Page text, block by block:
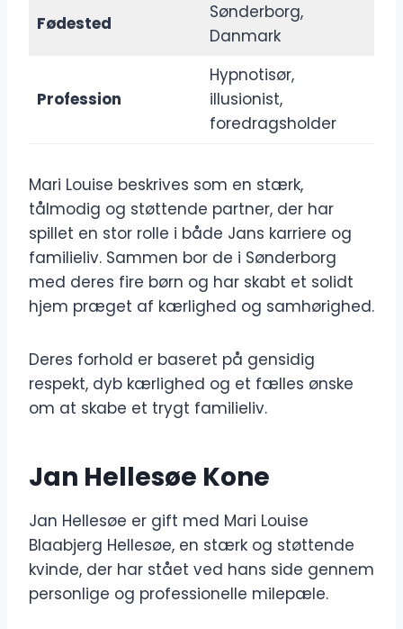
Fødested
Sønderborg,
Danmark
Profession
Hypnotisør,
illusionist,
foredragsholder
Mari Louise beskrives som en stærk,
tålmodig og støttende partner, der har
spillet en stor rolle i både Jans karriere og
familieliv. Sammen bor de i Sønderborg
med deres fire børn og har skabt et solidt
hjem præget af kærlighed og samhørighed.
Deres forhold er baseret på gensidig
respekt, dyb kærlighed og et fælles ønske
om at skabe et trygt familieliv.
Jan Hellesøe Kone
Jan Hellesøe er gift med Mari Louise
Blaabjerg Hellesøe, en stærk og støttende
kvinde, der har stået ved hans side gennem
personlige og professionelle milepæle.